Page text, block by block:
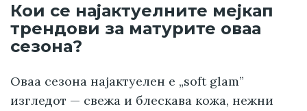
Кои се најактуелните мејкап
трендови за матурите оваа
сезона?
Оваа сезона најактуелен е „soft glam”
изгледот — свежа и блескава кожа, нежни